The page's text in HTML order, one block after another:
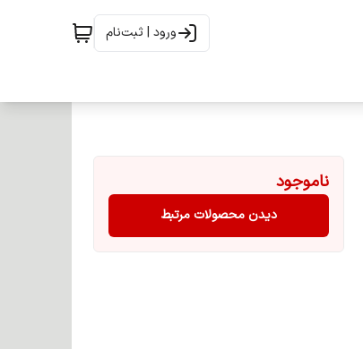
ورود | ثبت‌نام
ناموجود
دیدن محصولات مرتبط